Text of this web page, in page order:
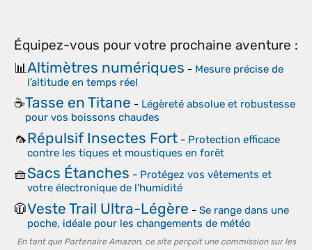
Équipez-vous pour votre prochaine aventure :
📊Altimètres numériques - Mesure précise de
l’altitude en temps réel
☕Tasse en Titane - Légèreté absolue et robustesse
pour vos boissons chaudes
🦟Répulsif Insectes Fort - Protection efficace
contre les tiques et moustiques en forêt
🧺Sacs Étanches - Protégez vos vêtements et
votre électronique de l'humidité
🧥Veste Trail Ultra-Légère - Se range dans une
poche, idéale pour les changements de météo
En tant que Partenaire Amazon, ce site perçoit une commission sur les